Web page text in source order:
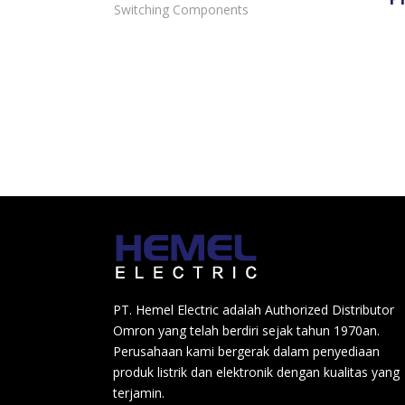
Switching Components
PT. Hemel Electric adalah Authorized Distributor
Omron yang telah berdiri sejak tahun 1970an.
Perusahaan kami bergerak dalam penyediaan
produk listrik dan elektronik dengan kualitas yang
terjamin.